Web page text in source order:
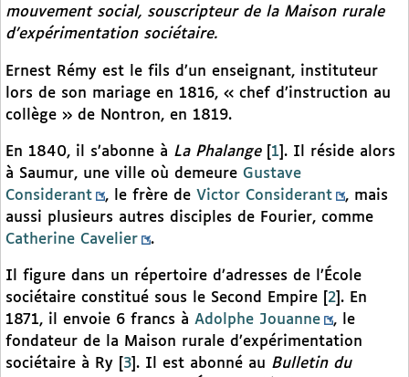
mouvement social, souscripteur de la Maison rurale
d’expérimentation sociétaire.
Ernest Rémy est le fils d’un enseignant, instituteur
lors de son mariage en 1816, « chef d’instruction au
collège » de Nontron, en 1819.
En 1840, il s’abonne à La Phalange[ 1 . Il réside alors
à Saumur, une ville où demeure Gustave
Considerant
, le frère de Victor Considerant
, mais
aussi plusieurs autres disciples de Fourier, comme
Catherine Cavelier
.
Il figure dans un répertoire d’adresses de l’École
sociétaire constitué sous le Second Empire
2 . En
1871, il envoie 6 francs à Adolphe Jouanne
, le
fondateur de la Maison rurale d’expérimentation
sociétaire à Ry
3 . Il est abonné au Bulletin du